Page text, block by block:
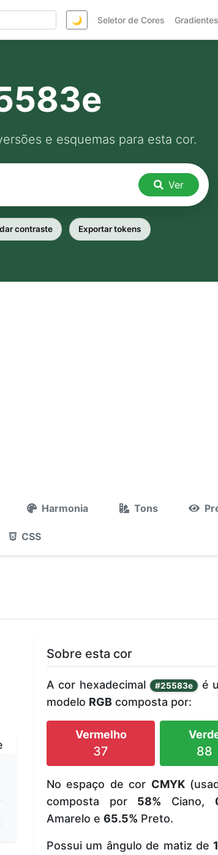
🌙 Seletor de Cores Gradientes
e esquemas para esta cor.
Ver
contraste Exportar tokens
Harmonia Tons
CSS
Sobre esta cor
A cor hexadecimal #25583e é
modelo RGB composta por:
Vermelho
37 88
No espaço de cor CMYK
composta por 58% Ciano,
Amarelo e 65.5% Preto.
Possui um ângulo de matiz de